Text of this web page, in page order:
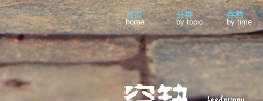
首页
home
分类
by topic
存档
by time